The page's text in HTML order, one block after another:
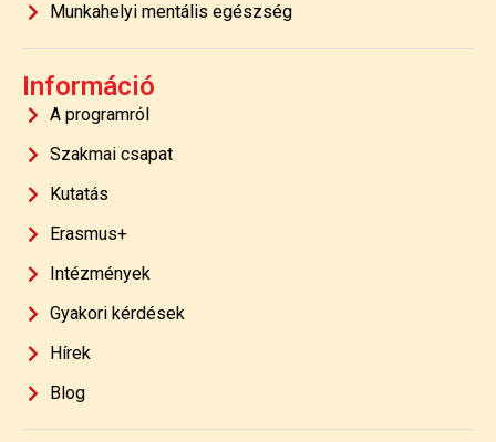
Munkahelyi mentális egészség
Információ
A programról
Szakmai csapat
Kutatás
Erasmus+
Intézmények
Gyakori kérdések
Hírek
Blog